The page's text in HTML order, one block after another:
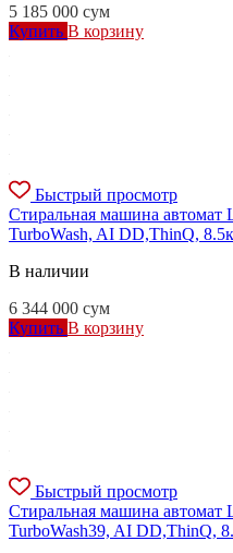
5 185 000 сум
Купить В корзину
Быстрый просмотр
Стиральная машина автомат
TurboWash, AI DD,ThinQ,
В наличии
6 344 000 сум
Купить В корзину
Быстрый просмотр
Стиральная машина автомат
TurboWash39, AI DD,ThinQ,